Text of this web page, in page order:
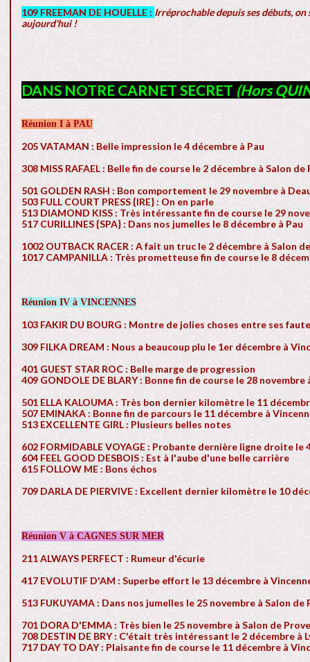
109 FREEMAN DE HOUELLE : Irréprochable depuis ses débuts,
aujourd'hui !
DANS NOTRE CARNET SECRET (Hors
Réunion I à PAU
205 VATAMAN : Belle impression le 4 décembre à Pau
308 MISS RAFAEL : Belle fin de course le 2 décembre à Salon de
501 GOLDEN RASH : Bon comportement le 29 novembre à
503 FULL COURT PRESS {IRE} : On en parle
513 DIAMOND KISS : Très intéressante fin de course le 29
517 CURILLINES {SPA} : Dans nos jumelles le 8 décembre à Pau
1002 OUTBACK RACER : A fait un truc le 2 décembre à Salon
1017 CAMPANILLA : Très prometteuse fin de course le 8
Réunion IV à VINCENNES
103 FAKIR DU BOURG : Montre de jolies choses entre ses
309 FILKA DREAM : Nous a beaucoup plu le 1er décembre à
401 GUEST STAR ROC : Belle marge de progression
409 GONDOLE DE BLARY : Bonne fin de course le 28 novembre
501 ELLA KALOUMA : Très bon dernier kilomètre le 11
507 EMINAKA : Bonne fin de parcours le 11 décembre à
513 EXCELLENTE GIRL : Plusieurs belles notes
602 FORMIDABLE VOYAGE : Probante dernière ligne droite le
604 FEEL GOOD DESBOIS : Est à l'aube d'une belle carrière
615 FOLLOW ME : Bons échos
709 DARLA DE PIERVIVE : Excellent dernier kilomètre le 10
Réunion V à CAGNES SUR MER
211 ALWAYS PERFECT : Rumeur d'écurie
417 EVOLUTIF D'AM : Superbe effort le 13 décembre à
513 FUKUYAMA : Dans nos jumelles le 25 novembre à Salon de
701 DORA D'EMMA : Très bien le 25 novembre à Salon de
708 DESTIN DE BRY : C'était très intéressant le 2 décembre à
717 DAY TO DAY : Plaisante fin de course le 11 décembre à